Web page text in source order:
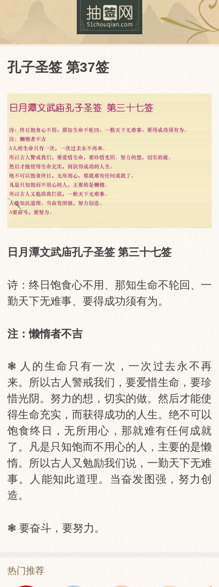
抽签网
孔子圣签 第37签
日月潭文武庙孔子圣签 第三十七签
诗：终日饱食心不用、那知生命不轮回、一
勤天下无难事、要得成功须有为。
注：懒惰者不吉
❃ 人的生命只有一次，一次过去永不再
来。所以古人警戒我们，要爱惜生命，要珍
惜光阴。努力的想，切实的做。然后才能使
得生命充实，而获得成功的人生。绝不可以
饱食终日，无所用心，那就难有任何成就
了。凡是只知饱而不用心的人，主要的是懒
惰。所以古人又勉励我们说，一勤天下无难
事。人能知此道理。当奋发图强，努力创
造。
❃ 要奋斗，要努力。
热门推荐